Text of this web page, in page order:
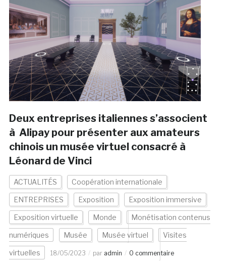
Deux entreprises italiennes s’associent
à Alipay pour présenter aux amateurs
chinois un musée virtuel consacré à
Léonard de Vinci
ACTUALITÉS Coopération internationale
ENTREPRISES Exposition Exposition immersive
Exposition virtuelle Monde Monétisation contenus
numériques Musée Musée virtuel Visites
virtuelles 18/05/2023 par admin 0 commentaire